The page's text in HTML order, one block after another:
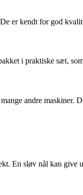
er kendt for god
i praktiske sæt,
andre maskiner.
En sløv nål kan give